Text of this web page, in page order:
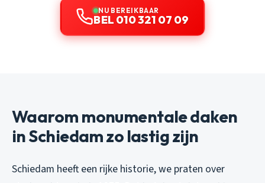
NU BEREIKBAAR
BEL 010 321 07 09
Waarom monumentale daken
in Schiedam zo lastig zijn
Schiedam heeft een rijke historie, we praten over